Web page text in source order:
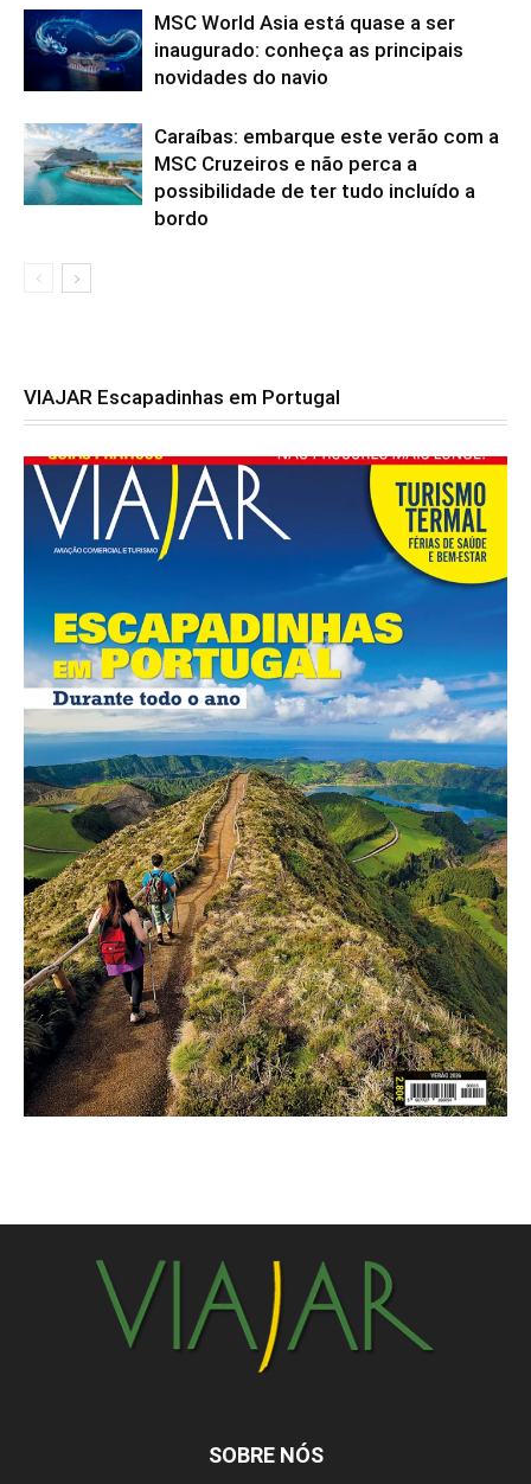
MSC World Asia está quase a ser
inaugurado: conheça as principais
novidades do navio
Caraíbas: embarque este verão com a
MSC Cruzeiros e não perca a
possibilidade de ter tudo incluído a
bordo
VIAJAR Escapadinhas em Portugal
SOBRE NÓS